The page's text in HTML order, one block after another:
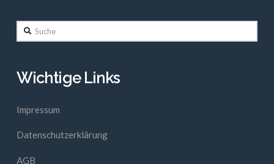
Suche
Wichtige Links
Impressum
Datenschutzerklärung
AGB